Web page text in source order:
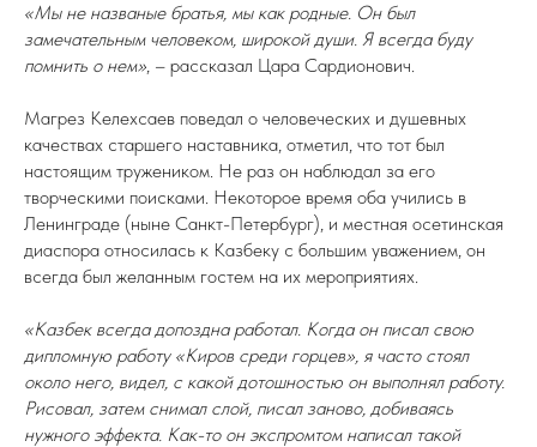
«Мы не названые братья, мы как родные. Он был
замечательным человеком, широкой души. Я всегда буду
помнить о нем», – рассказал Цара Сардионович.
Магрез Келехсаев поведал о человеческих и душевных
качествах старшего наставника, отметил, что тот был
настоящим тружеником. Не раз он наблюдал за его
творческими поисками. Некоторое время оба учились в
Ленинграде (ныне Санкт-Петербург), и местная осетинская
диаспора относилась к Казбеку с большим уважением, он
всегда был желанным гостем на их мероприятиях.
«Казбек всегда допоздна работал. Когда он писал свою
дипломную работу «Киров среди горцев», я часто стоял
около него, видел, с какой дотошностью он выполнял работу.
Рисовал, затем снимал слой, писал заново, добиваясь
нужного эффекта. Как-то он экспромтом написал такой